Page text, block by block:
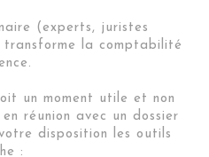
(experts, juristes
transforme la comptabilité
un moment utile et non
réunion avec un dossier
disposition les outils
: